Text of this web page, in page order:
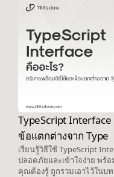
TypeScript
ข้อแตกต่างจาก Type
เรียนรู้วิธีใช้ TypeScript
ปลอดภัยและเข้าใจง่าย พร้
คุณต้องรู้ ถูกรวมเอาไว้ในบ